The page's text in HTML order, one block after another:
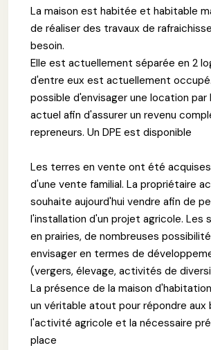
La maison est habitée et habitable
de réaliser des travaux de
besoin.
Elle est actuellement séparée en 2
d'entre eux est actuellement
possible d'envisager une location par
actuel afin d'assurer un revenu
repreneurs. Un DPE est disponible
Les terres en vente ont été
d'une vente familial. La propriétaire
souhaite aujourd'hui vendre afin de
l'installation d'un projet agricole. Les
en prairies, de nombreuses
envisager en termes de
(vergers, élevage, activités de
La présence de la maison
un véritable atout pour répondre aux
l'activité agricole et la nécessaire
place